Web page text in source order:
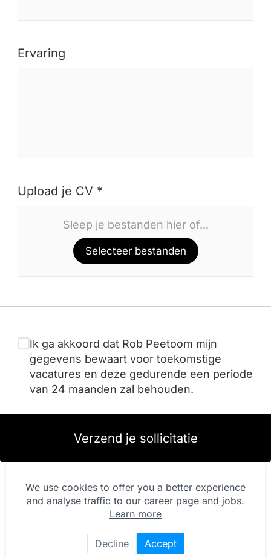
Ervaring
Upload je CV *
Sleep je bestanden hier of...
Selecteer bestanden
Ik ga akkoord dat Rob Peetoom mijn
gegevens bewaart voor toekomstige
vacatures en deze gedurende een periode
van 24 maanden zal behouden.
Verzend je sollicitatie
We use cookies to offer you a better experience
and analyse traffic to our career page and jobs.
Learn more
Decline Accept